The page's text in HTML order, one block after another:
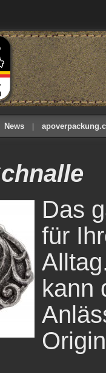
News
Das
für
kann